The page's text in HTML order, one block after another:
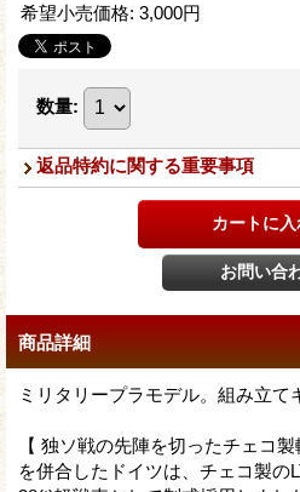
希望小売価格: 3,000円
数量:
返品特約に関する重要事項
商品詳細
ミリタリープラモデル。組み立て
【 独ソ戦の先陣を切ったチェコ
を併合したドイツは、チェコ製の